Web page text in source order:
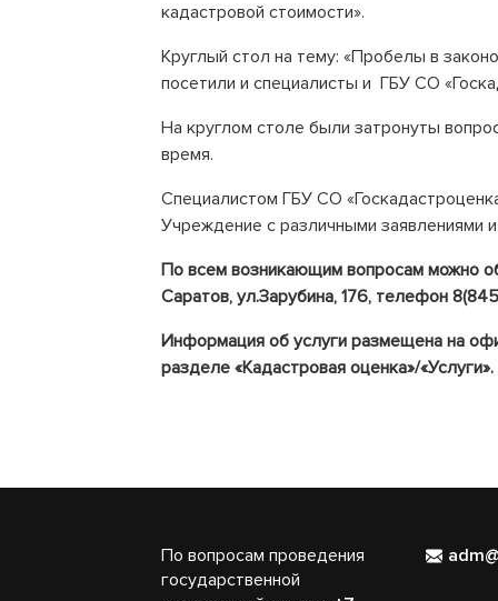
кадастровой стоимости».
Круглый стол на тему: «Пробелы в
посетили и специалисты и ГБУ СО
На круглом столе были затронуты
время.
Специалистом ГБУ СО
Учреждение с различными заявлениями
По всем возникающим вопросам можно
Саратов, ул.Зарубина, 176, телефон
Информация об услуги размещена на
разделе «Кадастровая оценка»/«Услуги».
По вопросам проведения
государственной